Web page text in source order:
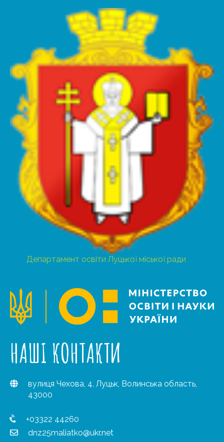
Департамент освіти Луцької міської ради
НАШІ КОНТАКТИ
вулиця Чехова, 4, Луцьк, Волинська область,
43000
+03322 44260
dnz25maliatko@ukr.net